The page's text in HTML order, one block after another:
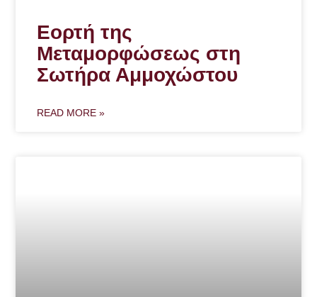
Εορτή της
Μεταμορφώσεως στη
Σωτήρα Αμμοχώστου
READ MORE »